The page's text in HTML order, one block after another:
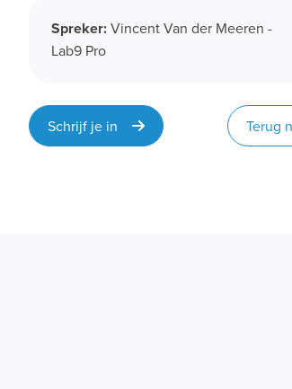
Spreker:Vincent Van der Meeren -
Lab9 Pro
Schrijf je in Terug